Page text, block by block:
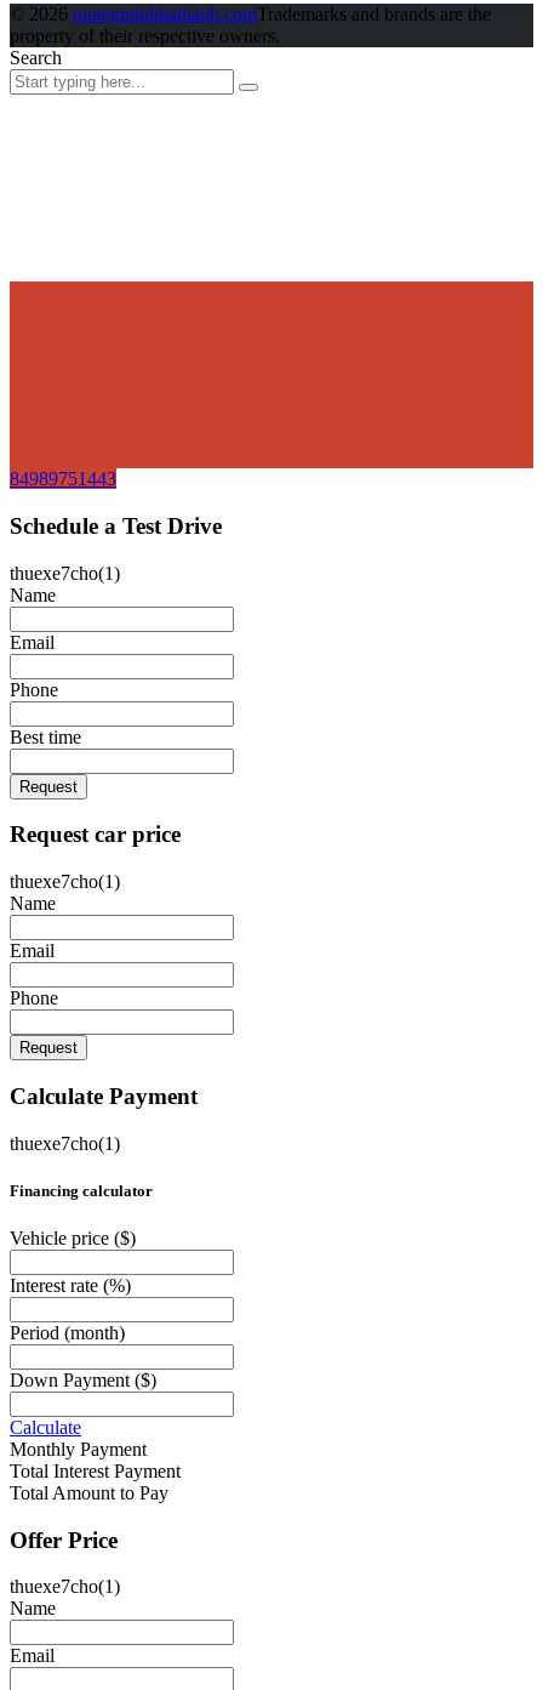
© 2026 quangminhhathanh.comTrademarks and brands are the
property of their respective owners.
Search
84989751443
Schedule a Test Drive
thuexe7cho(1)
Name
Email
Phone
Best time
Request
Request car price
thuexe7cho(1)
Name
Email
Phone
Request
Calculate Payment
thuexe7cho(1)
Financing calculator
Vehicle price ($)
Interest rate (%)
Period (month)
Down Payment ($)
Calculate
Monthly Payment
Total Interest Payment
Total Amount to Pay
Offer Price
thuexe7cho(1)
Name
Email